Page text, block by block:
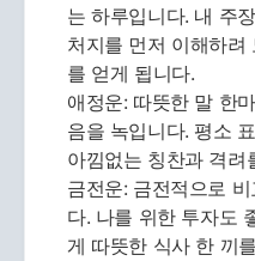
는 하루입니다. 내 주
처지를 먼저 이해하려
를 얻게 됩니다.
애정운: 따뜻한 말 한
음을 녹입니다. 평소
아낌없는 칭찬과 격려
금전운: 금전적으로
다. 나를 위한 투자도
게 따뜻한 식사 한 끼